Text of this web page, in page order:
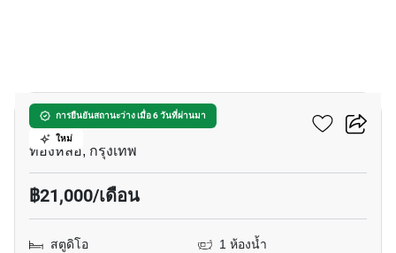
การยืนยันสถานะว่าง เมื่อ 6 วันที่ผ่านมา
ใหม่
คัลเจอร์ ทองหล่อ
ทองหล่อ, กรุงเทพ
฿21,000/เดือน
สตูดิโอ
1 ห้องน้ำ